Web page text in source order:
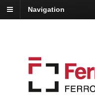
Navigation